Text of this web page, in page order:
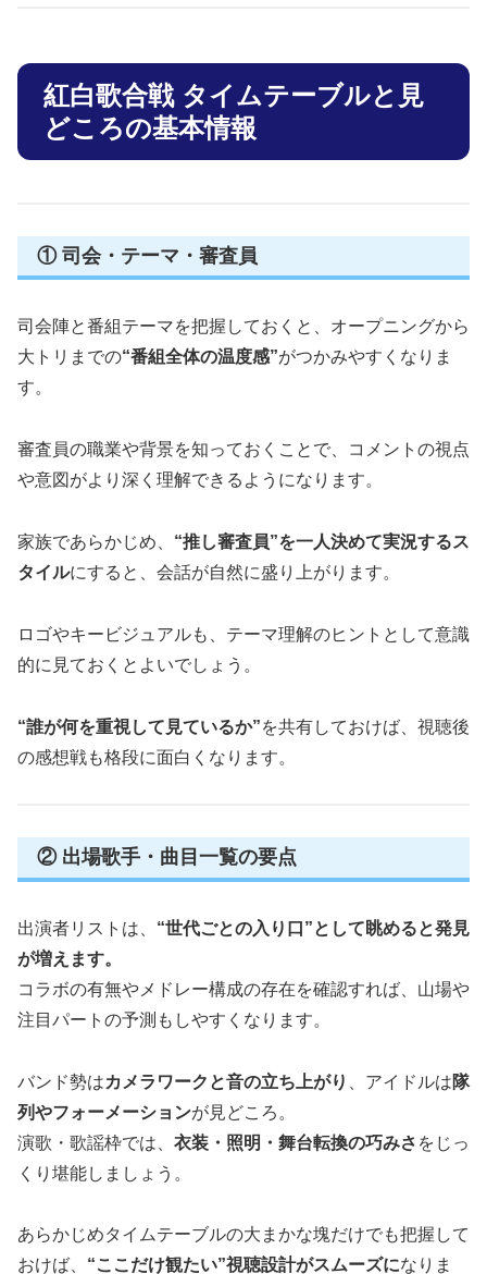
紅白歌合戦 タイムテーブルと見
どころの基本情報
① 司会・テーマ・審査員
司会陣と番組テーマを把握しておくと、オープニングから
大トリまでの“番組全体の温度感”がつかみやすくなりま
す。
審査員の職業や背景を知っておくことで、コメントの視点
や意図がより深く理解できるようになります。
家族であらかじめ、 “推し審査員”を一人決めて実況するス
タイルにすると、会話が自然に盛り上がります。
ロゴやキービジュアルも、テーマ理解のヒントとして意識
的に見ておくとよいでしょう。
“誰が何を重視して見ているか”を共有しておけば、視聴後
の感想戦も格段に面白くなります。
② 出場歌手・曲目一覧の要点
出演者リストは、 “世代ごとの入り口”として眺めると発見
が増えます。
コラボの有無やメドレー構成の存在を確認すれば、山場や
注目パートの予測もしやすくなります。
バンド勢はカメラワークと音の立ち上がり 、アイドルは隊
列やフォーメーションが見どころ。
演歌・歌謡枠では、 衣装・照明・舞台転換の巧みさ をじっ
くり堪能しましょう。
あらかじめタイムテーブルの大まかな塊だけでも把握して
おけば、 “ここだけ観たい”視聴設計がスムーズになりま